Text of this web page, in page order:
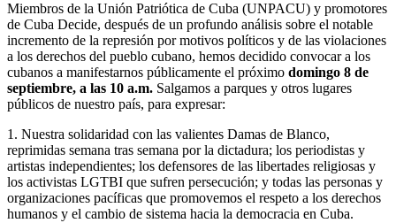
Miembros de la Unión Patriótica de Cuba (UNPACU) y promotores
de Cuba Decide, después de un profundo análisis sobre el notable
incremento de la represión por motivos políticos y de las violaciones
a los derechos del pueblo cubano, hemos decidido convocar a los
cubanos a manifestarnos públicamente el próximo domingo 8 de
septiembre, a las 10 a.m. Salgamos a parques y otros lugares
públicos de nuestro país, para expresar:
1. Nuestra solidaridad con las valientes Damas de Blanco,
reprimidas semana tras semana por la dictadura; los periodistas y
artistas independientes; los defensores de las libertades religiosas y
los activistas LGTBI que sufren persecución; y todas las personas y
organizaciones pacíficas que promovemos el respeto a los derechos
humanos y el cambio de sistema hacia la democracia en Cuba.